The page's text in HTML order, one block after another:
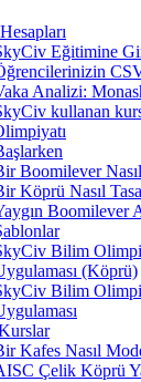
Eğitimine
Analizi:
kullanan
Boomilever
Köprü Nasıl
Boomilever
Bilim
(Köprü)
Bilim
Kafes Nasıl
Çelik Köprü